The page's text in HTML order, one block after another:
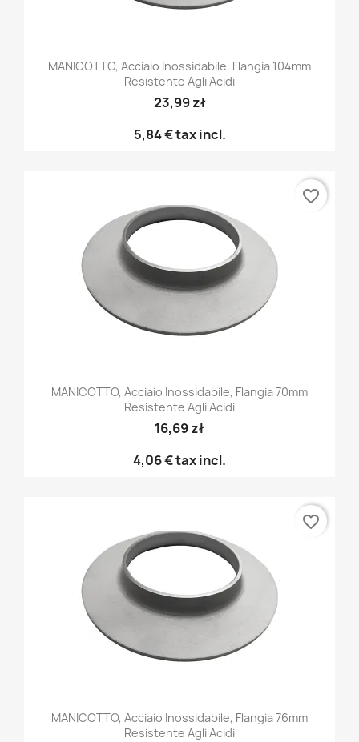
MANICOTTO, Acciaio Inossidabile, Flangia 104mm
Resistente Agli Acidi
23,99 zł
5,84 €tax incl.
MANICOTTO, Acciaio Inossidabile, Flangia 70mm
Resistente Agli Acidi
16,69 zł
4,06 €tax incl.
favorite_border
MANICOTTO, Acciaio Inossidabile, Flangia 76mm
Resistente Agli Acidi
favorite_border